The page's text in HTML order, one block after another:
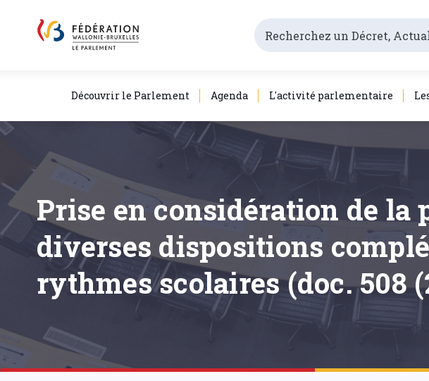
Découvrir le Parlement Agenda L'activité parlementaire
Prise en considération de la
diverses dispositions
rythmes scolaires (doc. 508